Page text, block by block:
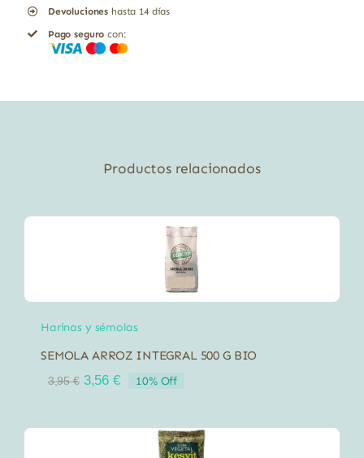
Devoluciones hasta 14 días
Pago seguro con:
Productos relacionados
Harinas y sémolas
SEMOLA ARROZ INTEGRAL 500 G BIO
3,95€ El
era:
3,56 €El
es:
3,56 €.
10% Off